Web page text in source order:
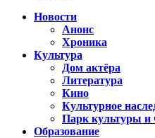
Новости
Анонс
Хроника
Культура
Дом актёра
Литература
Кино
Культурное
Парк культуры и
Образование